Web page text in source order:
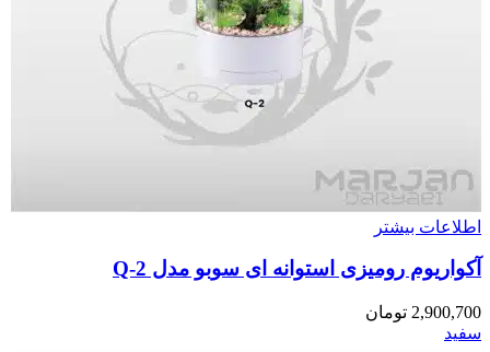
اطلاعات بیشتر
آکواریوم رومیزی استوانه ای سوبو مدل Q-2
2,900,700 تومان
سفید